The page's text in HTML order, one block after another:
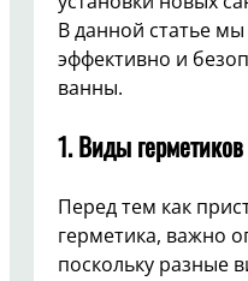
В данной статье
эффективно и
ванны.
1. Виды
Перед тем как
герметика, важно
поскольку разные